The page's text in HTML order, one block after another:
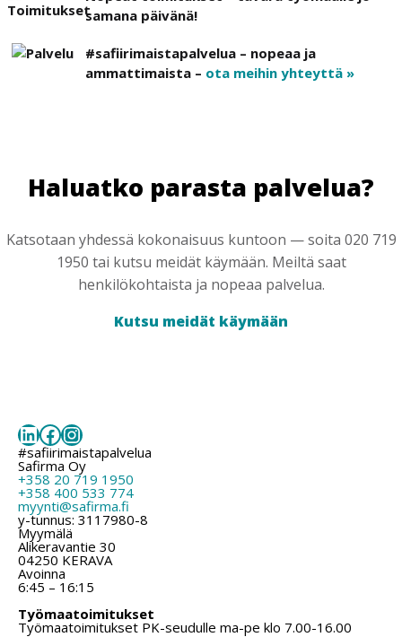
samana päivänä!
#safiirimaistapalvelua – nopeaa ja
ammattimaista – ota meihin yhteyttä »
Haluatko parasta palvelua?
Katsotaan yhdessä kokonaisuus kuntoon — soita 020 719
1950 tai kutsu meidät käymään. Meiltä saat
henkilökohtaista ja nopeaa palvelua.
Kutsu meidät käymään
LinkedIn
Facebook
Instagram
#safiirimaistapalvelua
Safirma Oy
+358 20 719 1950
+358 400 533 774
myynti@safirma.fi
y-tunnus: 3117980-8
Myymälä
Alikeravantie 30
04250 KERAVA
Avoinna
6:45 – 16:15
Työmaatoimitukset
Työmaatoimitukset PK-seudulle ma-pe klo 7.00-16.00